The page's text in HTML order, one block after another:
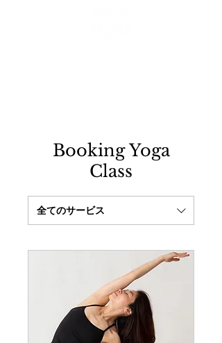
Booking Yoga
Class
全てのサービス